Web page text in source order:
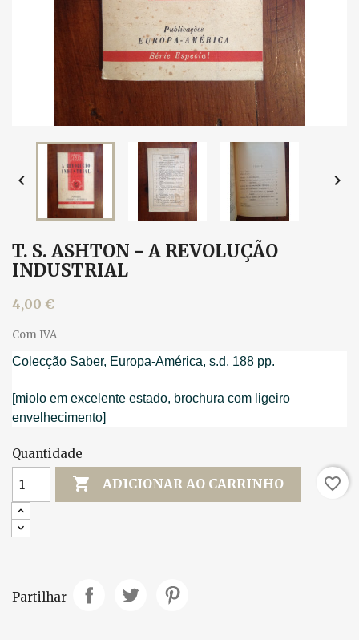
 
T. S. ASHTON - A REVOLUÇÃO
INDUSTRIAL
4,00 €
Com IVA
Colecção Saber, Europa-América, s.d. 188 pp.
[miolo em excelente estado, brochura com ligeiro
envelhecimento]
Quantidade
 ADICIONAR AO CARRINHO favorite_border
Partilhar